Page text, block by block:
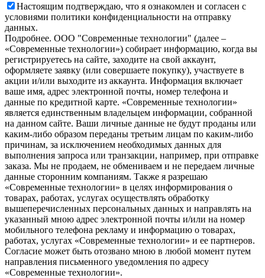
Настоящим подтверждаю, что я ознакомлен и согласен с
условиями политики конфиденциальности на отправку
данных.
Подробнее. OOO "Современные технологии" (далее –
«Современные технологии») собирает информацию, когда вы
регистрируетесь на сайте, заходите на свой аккаунт,
оформляете заявку (или совершаете покупку), участвуете в
акции и/или выходите из аккаунта. Информация включает
ваше имя, адрес электронной почты, номер телефона и
данные по кредитной карте. «Современные технологии»
является единственным владельцем информации, собранной
на данном сайте. Ваши личные данные не будут проданы или
каким-либо образом переданы третьим лицам по каким-либо
причинам, за исключением необходимых данных для
выполнения запроса или транзакции, например, при отправке
заказа. Мы не продаем, не обмениваем и не передаем личные
данные сторонним компаниям. Также я разрешаю
«Современные технологии» в целях информирования о
товарах, работах, услугах осуществлять обработку
вышеперечисленных персональных данных и направлять на
указанный мною адрес электронной почты и/или на номер
мобильного телефона рекламу и информацию о товарах,
работах, услугах «Современные технологии» и ее партнеров.
Согласие может быть отозвано мною в любой момент путем
направления письменного уведомления по адресу
«Современные технологии».